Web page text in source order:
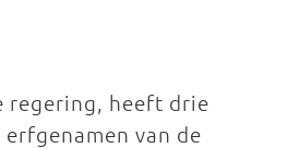
regering, heeft drie
van de